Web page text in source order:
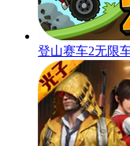
登山赛车2无限